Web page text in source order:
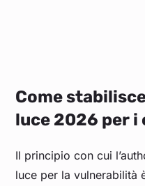
Come
luce 2026 per
Il principio con cui
luce per la vulnerabilità